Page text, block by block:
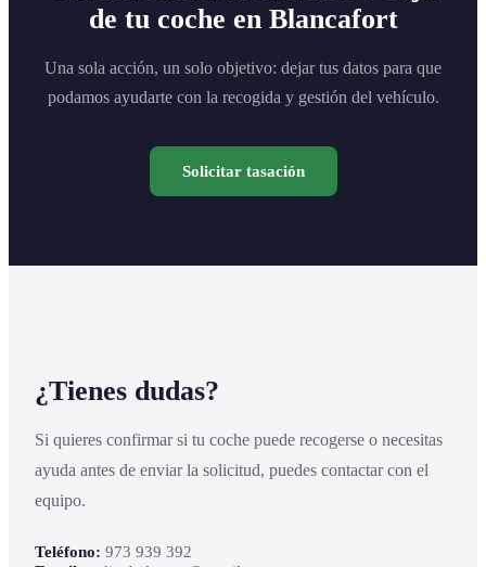
de tu coche en Blancafort
Una sola acción, un solo objetivo: dejar tus datos para que
podamos ayudarte con la recogida y gestión del vehículo.
Solicitar tasación
¿Tienes dudas?
Si quieres confirmar si tu coche puede recogerse o necesitas
ayuda antes de enviar la solicitud, puedes contactar con el
equipo.
Teléfono: 973 939 392